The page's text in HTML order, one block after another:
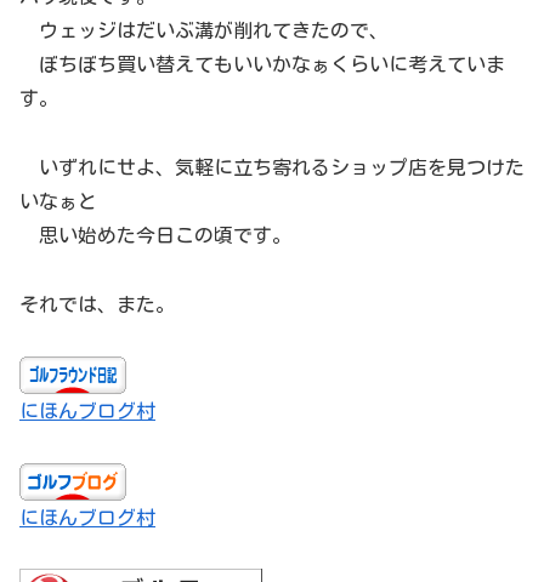
ウェッジはだいぶ溝が削れてきたので、
ぼちぼち買い替えてもいいかなぁくらいに考えていま
す。
いずれにせよ、気軽に立ち寄れるショップ店を見つけた
いなぁと
思い始めた今日この頃です。
それでは、また。
にほんブログ村
にほんブログ村